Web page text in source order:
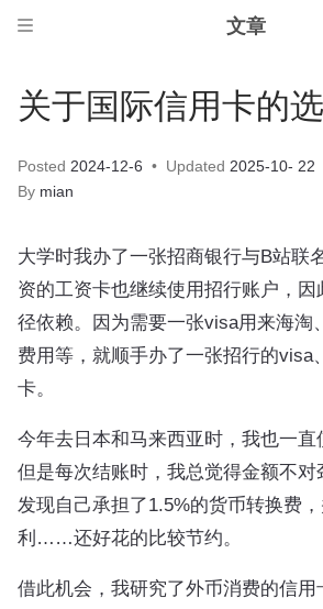
文章
关于国际信用卡的
Posted 2024-12-6 Updated 2025-10- 22
By mian
大学时我办了一张招商银行与B站联
资的工资卡也继续使用招行账户，
径依赖。因为需要一张visa用来海淘
费用等，就顺手办了一张招行的visa
卡。
今年去日本和马来西亚时，我也一直
但是每次结账时，我总觉得金额不
发现自己承担了1.5%的货币转换费
利……还好花的比较节约。
借此机会，我研究了外币消费的信